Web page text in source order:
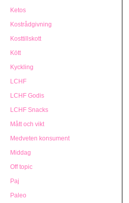
Ketos
Kostrådgivning
Kosttillskott
Kött
Kyckling
LCHF
LCHF Godis
LCHF Snacks
Mått och vikt
Medveten konsument
Middag
Off topic
Paj
Paleo